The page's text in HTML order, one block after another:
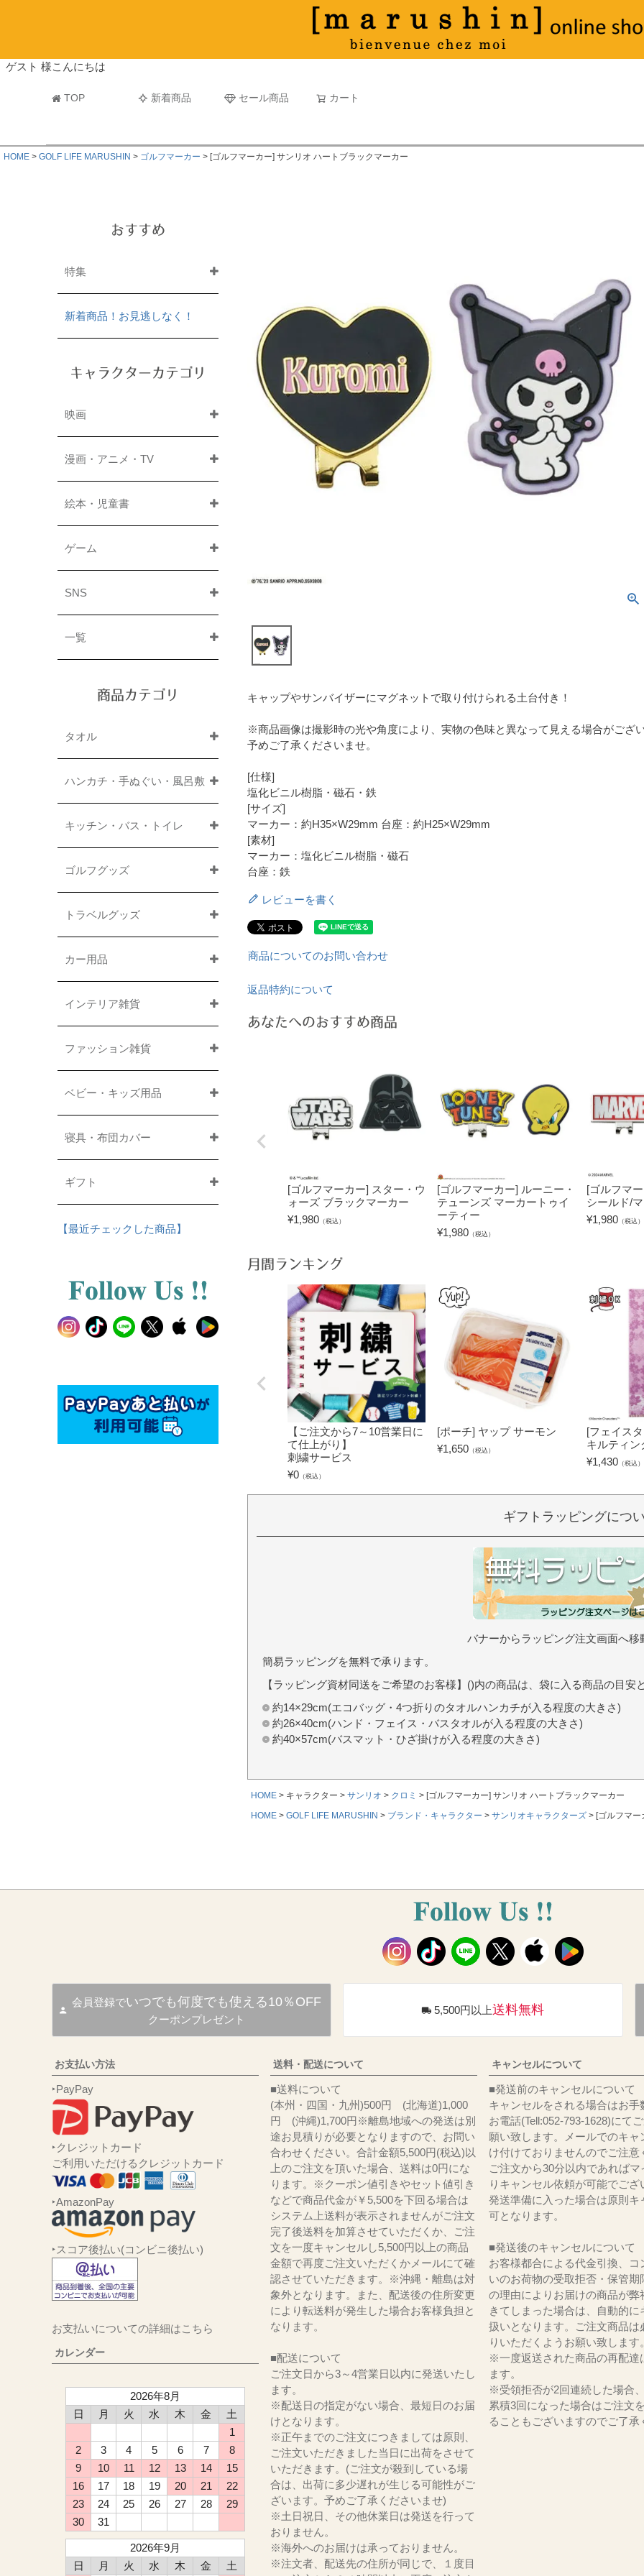
ゲスト 様こんにちは
TOP 新着商品 セール商品 カート
マフラータオル
並び順
新着順
古い順
価格が
HOME GOLF LIFE MARUSHIN ゴルフマーカー [ゴルフマーカー] サンリオ ハートブラックマーカー
おすすめ
特集
新着商品！お見逃しなく！
キャラクターカテゴリ
映画
漫画・アニメ・TV
絵本・児童書
ゲーム
SNS
一覧
商品カテゴリ
タオル
ハンカチ・手ぬぐい・風呂敷
キッチン・バス・トイレ
ゴルフグッズ
トラベルグッズ
カー用品
インテリア雑貨
ファッション雑貨
ベビー・キッズ用品
寝具・布団カバー
ギフト
【最近チェックした商品】
キャップやサンバイザーにマグネットで取り付けられる土台付き！
※商品画像は撮影時の光や角度により、実物の色味と異なって見える場合がござ
予めご了承くださいませ。
[仕様]
塩化ビニル樹脂・磁石・鉄
[サイズ]
マーカー：約H35×W29mm 台座：約H25×W29mm
[素材]
マーカー：塩化ビニル樹脂・磁石
台座：鉄
レビューを書く
商品についてのお問い合わせ
返品特約について
あなたへのおすすめ商品
[ゴルフマーカー] スター・ウ
ォーズ ブラックマーカー
¥1,980 （税込）
[ゴルフマーカー] ルーニー・
テューンズ マーカートゥイ
ーティー
¥1,980 （税込）
[ゴルフマ
シールド/
¥1,980 （税込）
月間ランキング
【ご注文から7～10営業日に
て仕上がり】
刺繍サービス
¥0 （税込）
[ポーチ] ヤップ サーモン
¥1,650 （税込）
[フェイス
キルティン
¥1,430 （税込）
ギフトラッピングにつ
バナーからラッピング注文画面へ移
簡易ラッピングを無料で承ります。
【ラッピング資材同送をご希望のお客様】()内の商品は、袋に入る商品の目安
約14×29cm(エコバッグ・4つ折りのタオルハンカチが入る程度の大きさ)
約26×40cm(ハンド・フェイス・バスタオルが入る程度の大きさ)
約40×57cm(バスマット・ひざ掛けが入る程度の大きさ)
HOME キャラクター サンリオ クロミ
[ゴルフマーカー] サンリオ ハートブラックマーカー
HOME
GOLF LIFE MARUSHIN ブランド・キャラクター サンリオキャラクターズ [ゴルフマ
会員登録でいつでも何度でも使える10％OFF
クーポンプレゼント
5,500円以上送料無料
お支払い方法
‣PayPay
‣クレジットカード
ご利用いただけるクレジットカード
‣AmazonPay
‣スコア後払い(コンビニ後払い)
お支払いについての詳細はこちら
カレンダー
2026年8月
日
月 火 水 木 金
土
1
2
3 4 5 6 7
8
9
10 11 12 13 14
15
16
17 18 19 20 21
22
23
24 25 26 27 28
29
30
31
2026年9月
日
月 火 水 木 金 土
送料・配送について
■送料について
(本州・四国・九州)500円 (北海道)1,000
円 (沖縄)1,700円※離島地域への発送は別
途お見積りが必要となりますので、お問い
合わせください。合計金額5,500円(税込)以
上のご注文を頂いた場合、送料は0円にな
ります。※クーポン値引きやセット値引き
などで商品代金が￥5,500を下回る場合は
システム上送料が表示されませんがご注文
完了後送料を加算させていただくか、ご注
文を一度キャンセルし5,500円以上の商品
金額で再度ご注文いただくかメールにて確
認させていただきます。※沖縄・離島は対
象外となります。また、配送後の住所変更
により転送料が発生した場合お客様負担と
なります。
■配送について
ご注文日から3～4営業日以内に発送いたし
ます。
※配送日の指定がない場合、最短日のお届
けとなります。
※正午までのご注文につきましては原則、
ご注文いただきました当日に出荷をさせて
いただきます。(ご注文が殺到している場
合は、出荷に多少遅れが生じる可能性がご
ざいます。予めご了承くださいませ)
※土日祝日、その他休業日は発送を行って
おりません。
※海外へのお届けは承っておりません。
※注文者、配送先の住所が同じで、１度目
キャンセルについて
■発送前のキャンセルについて
キャンセルをされる場合はお手
お電話(Tell:052-793-1628)にて
願い致します。メールでのキャ
け付けておりませんのでご注意
ご注文から30分以内であればマ
りキャンセル依頼が可能でござ
発送準備に入った場合は原則キ
可となります。
■発送後のキャンセルについて
お客様都合による代金引換、コ
いのお荷物の受取拒否・保管期
の理由によりお届けの商品が弊
きてしまった場合は、自動的に
扱いとなります。ご注文商品は
りいただくようお願い致します
※一度返送された商品の再配達
ます。
※受領拒否が2回連続した場合
累積3回になった場合はご注文
ることもございますのでご了承